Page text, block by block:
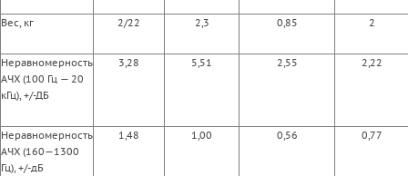
Вес, кг 2/22 2,3 0,85 2
Неравномерность
АЧХ (100 Гц — 20
кГц), +/-ДБ
3,28 5,51 2,55 2,22
Неравномерность
АЧХ (160—1300
Гц), +/-дБ
1,48 1,00 0,56 0,77